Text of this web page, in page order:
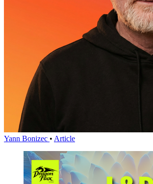
Yann Bonizec • Article